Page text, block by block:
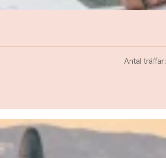
Antal träffar: